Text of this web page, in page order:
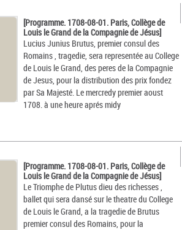
[Programme. 1708-08-01. Paris, Collège de
Louis le Grand de la Compagnie de Jésus]
Lucius Junius Brutus, premier consul des
Romains , tragedie, sera representée au College
de Louis le Grand, des peres de la Compagnie
de Jesus, pour la distribution des prix fondez
par Sa Majesté. Le mercredy premier aoust
1708. à une heure aprés midy
[Programme. 1708-08-01. Paris, Collège de
Louis le Grand de la Compagnie de Jésus]
Le Triomphe de Plutus dieu des richesses ,
ballet qui sera dansé sur le theatre du College
de Louis le Grand, a la tragedie de Brutus
premier consul des Romains, pour la